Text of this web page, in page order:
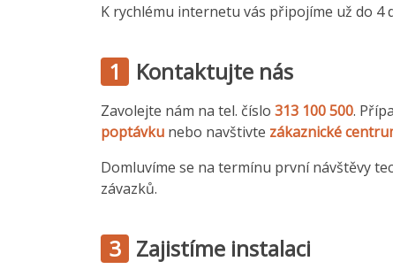
K rychlému internetu vás připojíme už do 4
1 Kontaktujte nás
Zavolejte nám na tel. číslo 313 100 500.
poptávku nebo navštivte zákaznické
Domluvíme se na termínu první návštěvy
závazků.
3 Zajistíme instalaci